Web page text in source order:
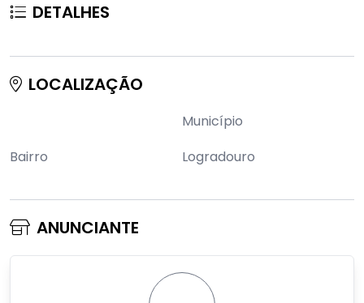
DETALHES
LOCALIZAÇÃO
Município
Bairro
Logradouro
ANUNCIANTE